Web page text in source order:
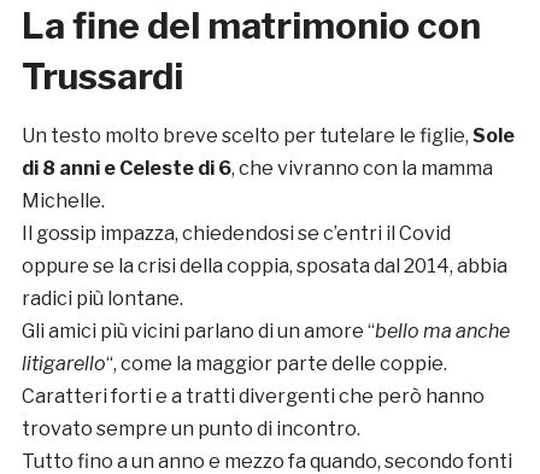
La fine del matrimonio con
Trussardi
Un testo molto breve scelto per tutelare le figlie, Sole
di 8 anni e Celeste di 6, che vivranno con la mamma
Michelle.
Il gossip impazza, chiedendosi se c’entri il Covid
oppure se la crisi della coppia, sposata dal 2014, abbia
radici più lontane.
Gli amici più vicini parlano di un amore “bello ma anche
litigarello“, come la maggior parte delle coppie.
Caratteri forti e a tratti divergenti che però hanno
trovato sempre un punto di incontro.
Tutto fino a un anno e mezzo fa quando, secondo fonti